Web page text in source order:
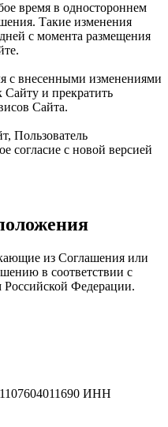
время в одностороннем
Такие изменения
с момента размещения
с внесенными изменениями
Сайту и прекратить
Сайта.
Пользователь
согласие с новой версией
из Соглашения или
в соответствии с
Российской Федерации.
ИНН